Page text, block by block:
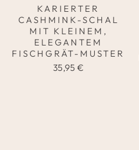
KARIERTER
CASHMINK-SCHAL
MIT KLEINEM,
ELEGANTEM
FISCHGRÄT-MUSTER
35,95 €